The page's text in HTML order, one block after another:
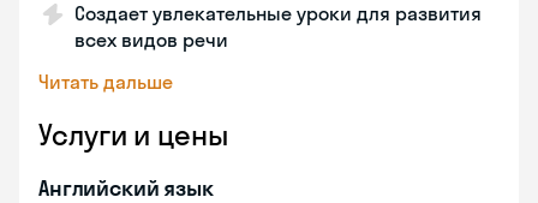
Создает увлекательные уроки для развития
всех видов речи
Читать дальше
Услуги и цены
Английский язык